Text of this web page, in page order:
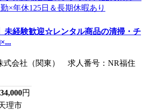
未経験歓迎☆レンタル商品の清掃・チ
式会社（関東） 求人番号：NR福住
円
理市